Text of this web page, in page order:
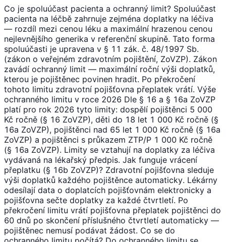
Co je spoluúčast pacienta a ochranný limit? Spoluúčast
pacienta na léčbě zahrnuje zejména doplatky na léčiva
— rozdíl mezi cenou léku a maximální hrazenou cenou
nejlevnějšího generika v referenční skupině. Tato forma
spoluúčasti je upravena v § 11 zák. č. 48/1997 Sb.
(zákon o veřejném zdravotním pojištění, ZoVZP). Zákon
zavádí ochranný limit — maximální roční výši doplatků,
kterou je pojištěnec povinen hradit. Po překročení
tohoto limitu zdravotní pojišťovna přeplatek vrátí. Výše
ochranného limitu v roce 2026 Dle § 16 a § 16a ZoVZP
platí pro rok 2026 tyto limity: dospělí pojištěnci 5 000
Kč ročně (§ 16 ZoVZP), děti do 18 let 1 000 Kč ročně (§
16a ZoVZP), pojištěnci nad 65 let 1 000 Kč ročně (§ 16a
ZoVZP) a pojištěnci s průkazem ZTP/P 1 000 Kč ročně
(§ 16a ZoVZP). Limity se vztahují na doplatky za léčiva
vydávaná na lékařský předpis. Jak funguje vrácení
přeplatku (§ 16b ZoVZP)? Zdravotní pojišťovna sleduje
výši doplatků každého pojištěnce automaticky. Lékárny
odesílají data o doplatcích pojišťovnám elektronicky a
pojišťovna sečte doplatky za každé čtvrtletí. Po
překročení limitu vrátí pojišťovna přeplatek pojištěnci do
60 dnů po skončení příslušného čtvrtletí automaticky —
pojištěnec nemusí podávat žádost. Co se do